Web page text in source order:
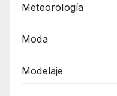
Meteorología
Moda
Modelaje